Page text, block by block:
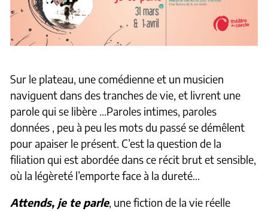
Sur le plateau, une comédienne et un musicien
naviguent dans des tranches de vie, et livrent une
parole qui se libère …Paroles intimes, paroles
données , peu à peu les mots du passé se démêlent
pour apaiser le présent. C’est la question de la
filiation qui est abordée dans ce récit brut et sensible,
où la légèreté l’emporte face à la dureté…
Attends, je te parle, une fiction de la vie réelle